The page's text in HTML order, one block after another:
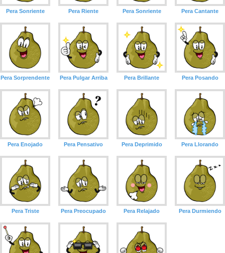
Pera Sonriente Pera Riente Pera Sonriente Pera Cantante
Pera Sorprendente Pera Pulgar Arriba Pera Brillante Pera Posando
Pera Enojado Pera Pensativo Pera Deprimido Pera Llorando
Pera Triste Pera Preocupado Pera Relajado Pera Durmiendo